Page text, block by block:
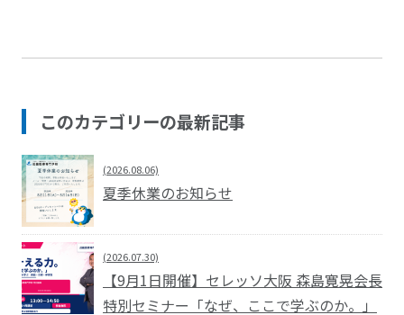
このカテゴリーの最新記事
(2026.08.06)
夏季休業のお知らせ
(2026.07.30)
【9月1日開催】セレッソ大阪 森島寛晃会長
特別セミナー「なぜ、ここで学ぶのか。」